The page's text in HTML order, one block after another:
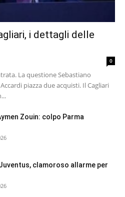
i dettagli delle
0
La questione Sebastiano
piazza due acquisti. Il Cagliari
Zouin: colpo Parma
clamoroso allarme per